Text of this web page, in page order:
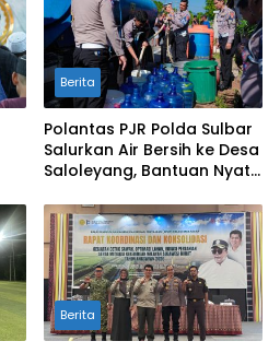
Berita
Polantas PJR Polda Sulbar
Salurkan Air Bersih ke Desa
Saloleyang, Bantuan Nyata
Berita